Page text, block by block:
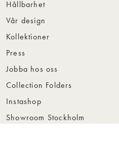
Hållbarhet
Vår design
Kollektioner
Press
Jobba hos oss
Collection Folders
Instashop
Showroom Stockholm